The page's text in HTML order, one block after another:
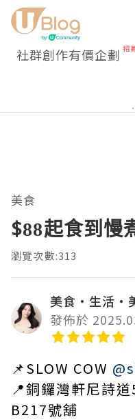
社群創作有價企劃
美食
$88起食到慢
瀏覽次數:313
美食‧生活‧
發佈於
📌SLOW COW
📍銅鑼灣軒尼詩
B217號舖